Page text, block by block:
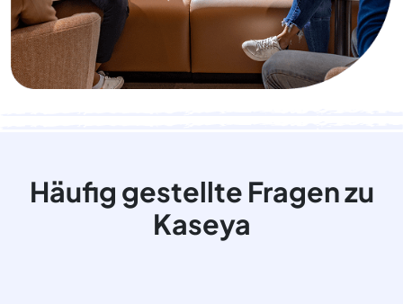
Häufig gestellte Fragen zu
Kaseya